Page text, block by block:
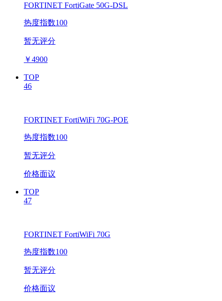
FORTINET FortiGate 50G-DSL
热度指数100
暂无评分
￥4900
TOP
46
FORTINET FortiWiFi 70G-POE
热度指数100
暂无评分
价格面议
TOP
47
FORTINET FortiWiFi 70G
热度指数100
暂无评分
价格面议